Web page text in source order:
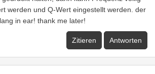
werden und Q-Wert eingestellt werden. der
in ear! thank me later!
Zitieren Antworten